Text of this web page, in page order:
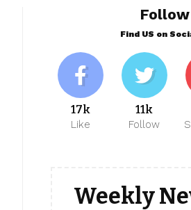
Follow
Find US on
17k
Like
11k
Follow
Weekly